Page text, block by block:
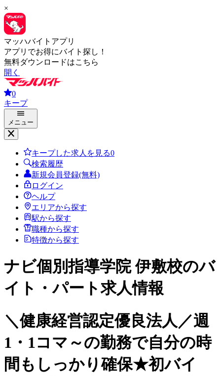
×
マッハバイトアプリ
アプリでお得にバイト探し！
無料ダウンロードはこちら
開く
0
キープ
メニュー
キープした求人を見る0
検索履歴
新規会員登録(無料)
ログイン
ヘルプ
エリアから探す
駅から探す
職種から探す
特徴から探す
ナビ個別指導学院 伊敷校のバ
イト・パート求人情報
＼健康経営認定優良法人／週
1・1コマ～の勤務で自分の時
間もしっかり確保★初バイ